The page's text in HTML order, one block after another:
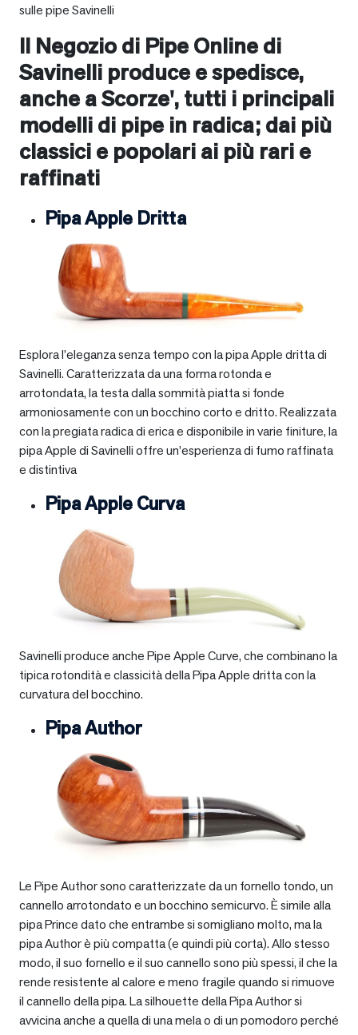
sulle pipe Savinelli
Il Negozio di Pipe Online di
Savinelli produce e spedisce,
anche aScorze', tutti i principali
modelli di pipe in radica; dai più
classici e popolari ai più rari e
raffinati
Pipa Apple Dritta
Esplora l’eleganza senza tempo con la pipa Apple dritta di
Savinelli. Caratterizzata da una forma rotonda e
arrotondata, la testa dalla sommità piatta si fonde
armoniosamente con un bocchino corto e dritto. Realizzata
con la pregiata radica di erica e disponibile in varie finiture, la
pipa Apple di Savinelli offre un’esperienza di fumo raffinata
e distintiva
Pipa Apple Curva
Savinelli produce anche Pipe Apple Curve, che combinano la
tipica rotondità e classicità della Pipa Apple dritta con la
curvatura del bocchino.
Pipa Author
Le Pipe Author sono caratterizzate da un fornello tondo, un
cannello arrotondato e un bocchino semicurvo. È simile alla
pipa Prince dato che entrambe si somigliano molto, ma la
pipa Author è più compatta (e quindi più corta). Allo stesso
modo, il suo fornello e il suo cannello sono più spessi, il che la
rende resistente al calore e meno fragile quando si rimuove
il cannello della pipa. La silhouette della Pipa Author si
avvicina anche a quella di una mela o di un pomodoro perché